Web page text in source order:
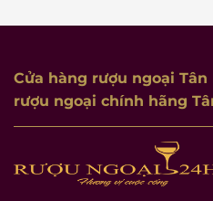
Cửa hàng rượu ngoại Tân
rượu ngoại chính hãng